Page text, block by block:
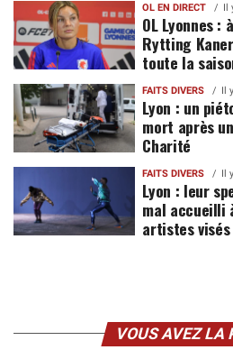
OL EN DIRECT Il
OL Lyonnes :
Rytting
toute la
FAITS DIVERS Il
Lyon : un
mort après
Charité
FAITS DIVERS Il
Lyon : leur
mal accueilli
artistes
VOUS AVEZ LA